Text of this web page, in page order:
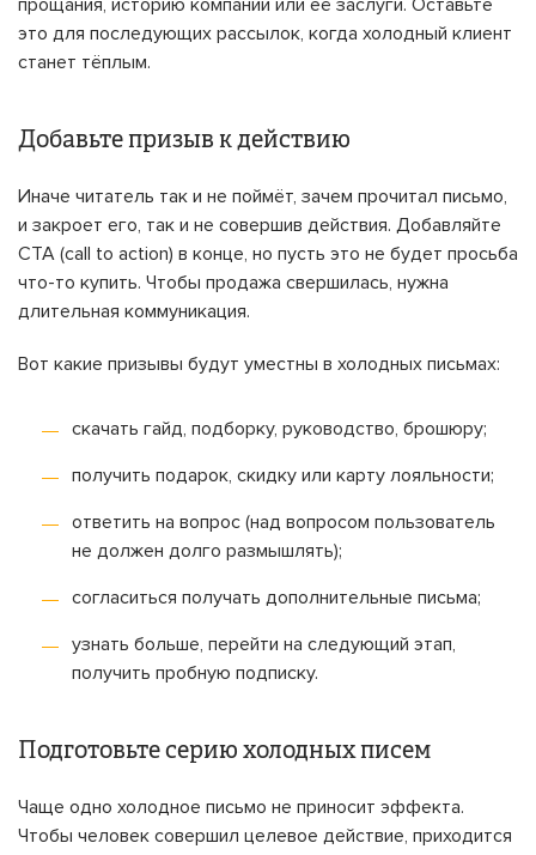
прощания, историю компании или её заслуги. Оставьте
это для последующих рассылок, когда холодный клиент
станет тёплым.
Добавьте призыв к действию
Иначе читатель так и не поймёт, зачем прочитал письмо,
и закроет его, так и не совершив действия. Добавляйте
CTA (call to action) в конце, но пусть это не будет просьба
что-то купить. Чтобы продажа свершилась, нужна
длительная коммуникация.
Вот какие призывы будут уместны в холодных письмах:
скачать гайд, подборку, руководство, брошюру;
получить подарок, скидку или карту лояльности;
ответить на вопрос (над вопросом пользователь
не должен долго размышлять);
согласиться получать дополнительные письма;
узнать больше, перейти на следующий этап,
получить пробную подписку.
Подготовьте серию холодных писем
Чаще одно холодное письмо не приносит эффекта.
Чтобы человек совершил целевое действие, приходится